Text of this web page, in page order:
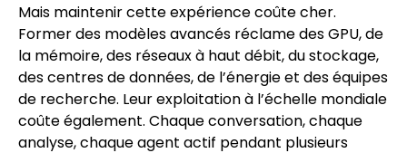
Mais maintenir cette expérience coûte cher.
Former des modèles avancés réclame des GPU, de
la mémoire, des réseaux à haut débit, du stockage,
des centres de données, de l’énergie et des équipes
de recherche. Leur exploitation à l’échelle mondiale
coûte également. Chaque conversation, chaque
analyse, chaque agent actif pendant plusieurs